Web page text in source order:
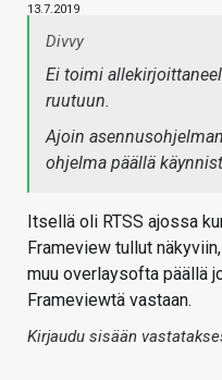
13.7.2019
Divvy
Ei toimi
ruutuun.
Ajoin
ohjelma päällä
Itsellä oli RTSS ajossa
Frameview tullut
muu overlaysofta päällä
Frameviewtä vastaan.
Kirjaudu sisään